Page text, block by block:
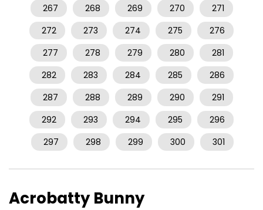
267 268 269 270
271
272
273 274 275
276
277
278 279 280
281
282
283 284 285
286
287
288 289 290
291
292
293 294 295
296
297
298 299 300 301
Acrobatty Bunny